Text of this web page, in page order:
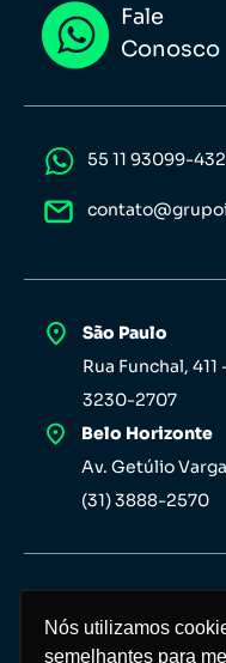
Nós utilizamos
semelhantes para
Nós utilizamos
semelhantes para
Fale
Conosco
55 11 93099-
São Paulo
Rua Funchal,
3230-2707
Belo Horizonte
Av. Getúlio
(31) 3888-2570